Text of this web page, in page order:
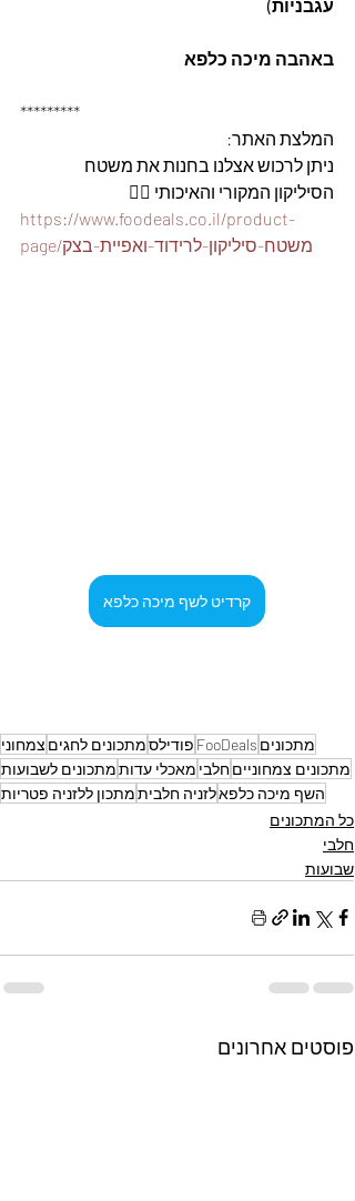
עגבניות)
באהבה מיכה כלפא
*********
המלצת האתר:
ניתן לרכוש אצלנו בחנות את משטח
הסיליקון המקורי והאיכותי 👇🏽
https://www.foodeals.co.il/product-
page/משטח-סיליקון-לרידוד-ואפיית-בצק
קרדיט לשף מיכה כלפא
מתכונים FooDeals פודילסמתכונים לחגים צמחוני
מתכונים צמחונייםחלבי מאכלי עדותמתכונים לשבועות
השף מיכה כלפאלזניה חלביתמתכון ללזניה פטריות
כל המתכונים
חלבי
שבועות
פוסטים אחרונים